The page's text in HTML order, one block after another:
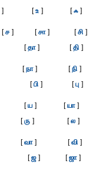
] [உ ] [ஃ]
[ச] [சா] [சி ]
[தா] [தி ]
[நா] [நி ]
[பி ] [பு ]
[ய ] [யா]
[ரு ] [ல ]
[வா] [வி ]
[ஜ] [ஜா]